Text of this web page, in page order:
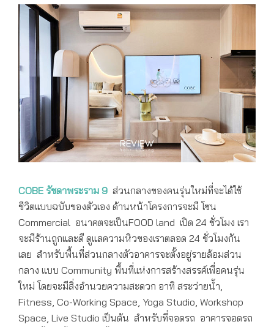
COBE รัชดาพระราม 9 ส่วนกลางของคนรุ่นใหม่ที่จะได้ใช้
ชีวิตแบบฉบับของตัวเอง ด้านหน้าโครงการจะมี โซน
Commercial อนาคตจะเป็นFOOD land เปิด 24 ชั่วโมง เรา
จะมีร้านถูกและดี ดูแลความหิวของเราตลอด 24 ชั่วโมงกัน
เลย สำหรับพื้นที่ส่วนกลางตัวอาคารจะตั้งอยู่รายล้อมส่วน
กลาง แบบ Community พื้นที่แห่งการสร้างสรรค์เพื่อคนรุ่น
ใหม่ โดยจะมีสิ่งอำนวยความสะดวก อาทิ สระว่ายน้ำ,
Fitness, Co-Working Space, Yoga Studio, Workshop
Space, Live Studio เป็นต้น สำหรับที่จอดรถ อาคารจอดรถ